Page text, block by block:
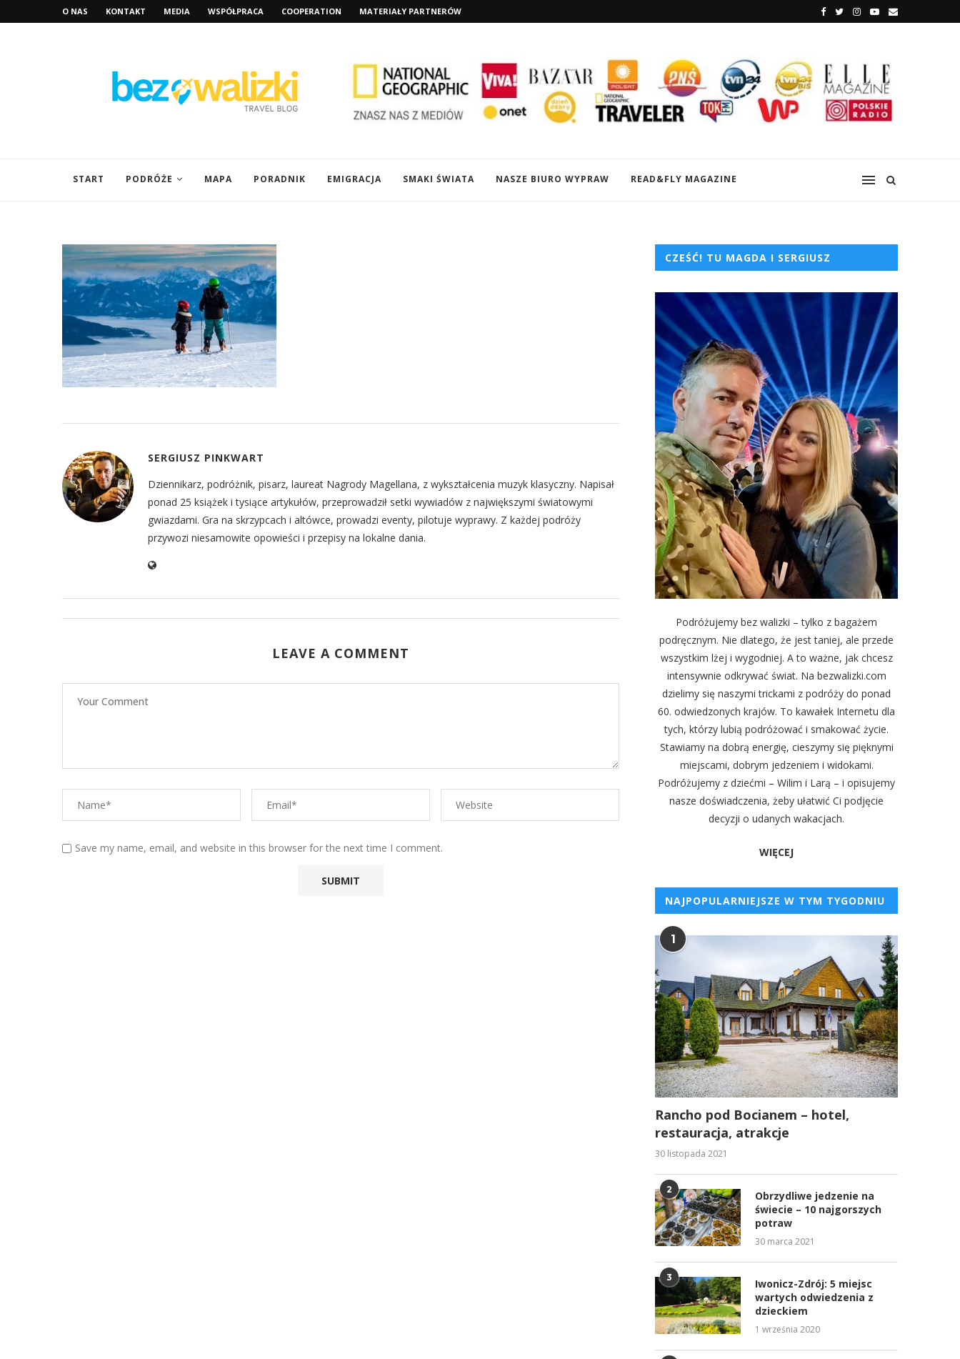
O NAS KONTAKT MEDIA WSPÓŁPRACA COOPERATION MATERIAŁY PARTNERÓW
START PODRÓŻE MAPA PORADNIK EMIGRACJA SMAKI ŚWIATA NASZE BIURO WYPRAW READ&FLY MAGAZINE
SERGIUSZ PINKWART
Dziennikarz, podróżnik, pisarz, laureat Nagrody Magellana, z wykształcenia muzyk klasyczny. Napisał
ponad 25 książek i tysiące artykułów, przeprowadził setki wywiadów z największymi światowymi
gwiazdami. Gra na skrzypcach i altówce, prowadzi eventy, pilotuje wyprawy. Z każdej podróży
przywozi niesamowite opowieści i przepisy na lokalne dania.
LEAVE A COMMENT
Save my name, email, and website in this browser for the next time I comment.
CZEŚĆ! TU MAGDA I SERGIUSZ
Podróżujemy bez walizki – tylko z bagażem
podręcznym. Nie dlatego, że jest taniej, ale przede
wszystkim lżej i wygodniej. A to ważne, jak chcesz
intensywnie odkrywać świat. Na bezwalizki.com
dzielimy się naszymi trickami z podróży do ponad
60. odwiedzonych krajów. To kawałek Internetu dla
tych, którzy lubią podróżować i smakować życie.
Stawiamy na dobrą energię, cieszymy się pięknymi
miejscami, dobrym jedzeniem i widokami.
Podróżujemy z dziećmi – Wilim i Larą – i opisujemy
nasze doświadczenia, żeby ułatwić Ci podjęcie
decyzji o udanych wakacjach.
WIĘCEJ
NAJPOPULARNIEJSZE W TYM TYGODNIU
1
Rancho pod Bocianem – hotel,
restauracja, atrakcje
30 listopada 2021
2
Obrzydliwe jedzenie na
świecie – 10 najgorszych
potraw
30 marca 2021
3
Iwonicz-Zdrój: 5 miejsc
wartych odwiedzenia z
dzieckiem
1 września 2020